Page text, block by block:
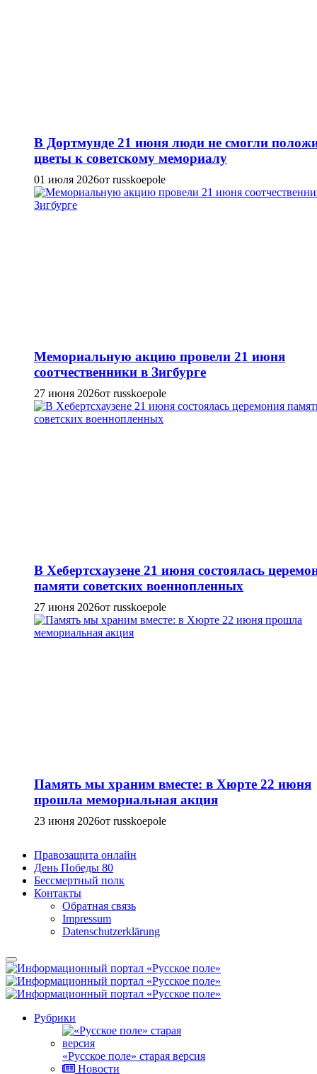
В Дортмунде 21 июня люди не смогли
цветы к советскому мемориалу
01 июля 2026от russkoepole
Мемориальную акцию провели 21 июня
соотчественники в Зигбурге
27 июня 2026от russkoepole
В Хебертсхаузене 21 июня состоялась
памяти советских военнопленных
27 июня 2026от russkoepole
Память мы храним вместе: в Хюрте 22 июня
прошла мемориальная акция
23 июня 2026от russkoepole
Правозащита онлайн
День Победы 80
Бессмертный полк
Контакты
Обратная связь
Impressum
Datenschutzerklärung
Рубрики
«Русское поле» старая версия
Новости